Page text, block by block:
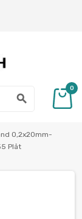
search
0
0,2x20mm-
Plåt